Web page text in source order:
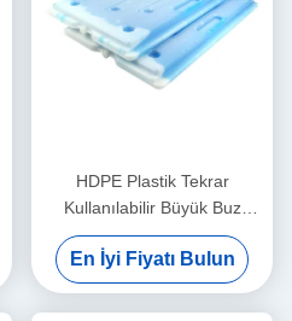
HDPE Plastik Tekrar
Kullanılabilir Büyük Buz
Soğutucu Tuğla Soğuk Zincir
Taşıma için Dondurulmuş
Yiyecekler İçin
En İyi Fiyatı Bulun